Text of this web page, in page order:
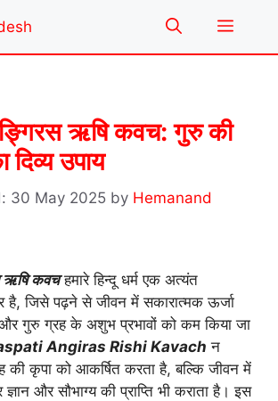
Menu
ऋषि कवच: गुरु की
दिव्य उपाय
30 May 2025 by Hemanand
ऋषि कवचहमारे हिन्दू धर्म एक अत्यंत
है, जिसे पढ़ने से जीवन में सकारात्मक ऊर्जा
और गुरु ग्रह के अशुभ प्रभावों को कम किया जा
Angiras Rishi Kavach न
की कृपा को आकर्षित करता है, बल्कि जीवन में
और सौभाग्य की प्राप्ति भी कराता है। इस